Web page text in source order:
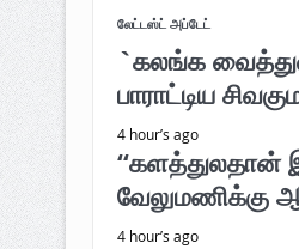
லேட்டஸ்ட் அப்டேட்
`கலங்க
பாராட்டிய
4 hour’s ago
“களத்துலதான்
வேலுமணிக்கு
4 hour’s ago